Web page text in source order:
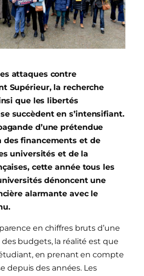
attaques contre
Supérieur, la recherche
que les libertés
succèdent en s’intensifiant.
d’une prétendue
financements et de
universités et de la
cette année tous les
dénoncent une
alarmante avec le
en chiffres bruts d’une
budgets, la réalité est que
en prenant en compte
depuis des années. Les